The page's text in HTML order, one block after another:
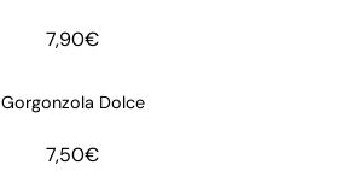
7,90€
Gorgonzola Dolce
7,50€